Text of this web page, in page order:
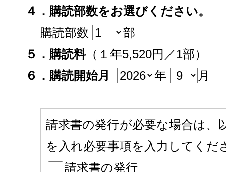
４．購読部数をお選びください。
購読部数
部
５．購読料（１年5,520円／1部）
６．購読開始月
年 月
請求書の発行が必要な場合は、
を入れ必要事項を入力してくだ
請求書の発行